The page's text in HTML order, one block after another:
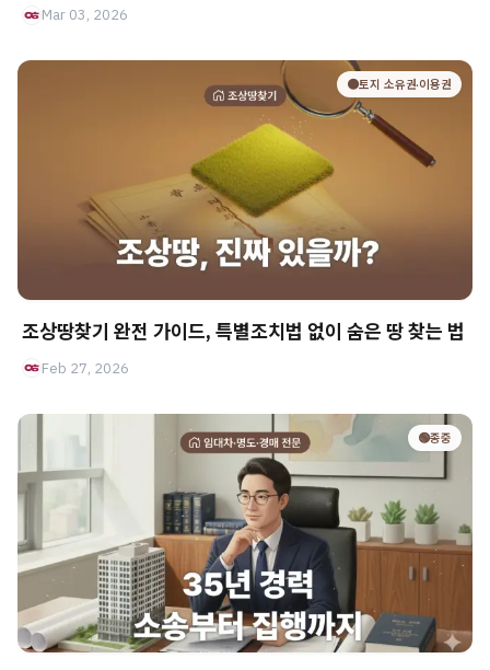
Mar 03, 2026
🟤토지 소유권·이용권
조상땅찾기 완전 가이드, 특별조치법 없이 숨은 땅 찾는 법
Feb 27, 2026
🟢종중